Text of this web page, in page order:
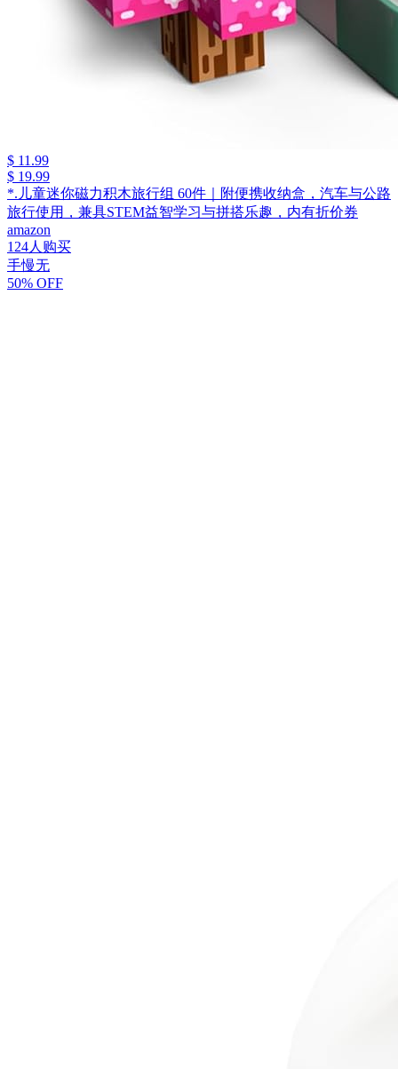
$ 11.99
$ 19.99
*.儿童迷你磁力积木旅行组 60件｜附便携收纳盒，汽车与公路
旅行使用，兼具STEM益智学习与拼搭乐趣，内有折价券
amazon
124人购买
手慢无
50% OFF